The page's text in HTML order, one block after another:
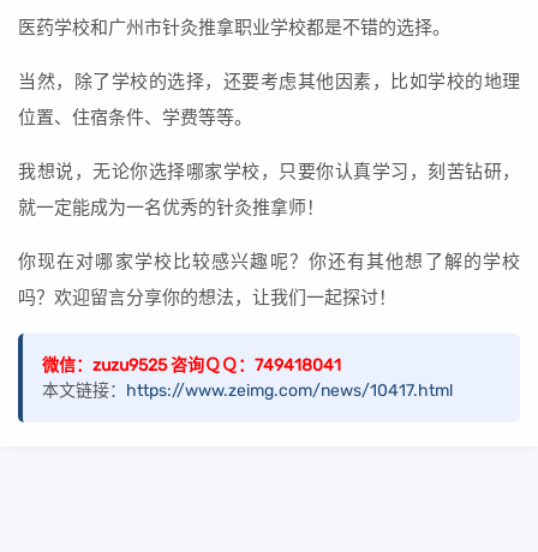
医药学校和广州市针灸推拿职业学校都是不错的选择。
当然，除了学校的选择，还要考虑其他因素，比如学校的地理
位置、住宿条件、学费等等。
我想说，无论你选择哪家学校，只要你认真学习，刻苦钻研，
就一定能成为一名优秀的针灸推拿师！
你现在对哪家学校比较感兴趣呢？你还有其他想了解的学校
吗？欢迎留言分享你的想法，让我们一起探讨！
微信：zuzu9525 咨询ＱＱ：749418041
本文链接： https://www.zeimg.com/news/10417.html